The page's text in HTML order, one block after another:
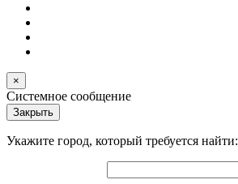
×
Системное сообщение
Закрыть
Укажите город, который требуется найти: